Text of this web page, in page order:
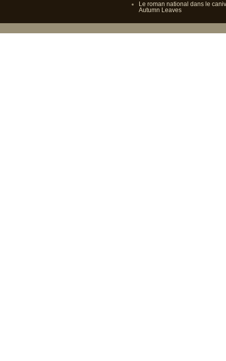
Le roman national dans le
Autumn Leaves